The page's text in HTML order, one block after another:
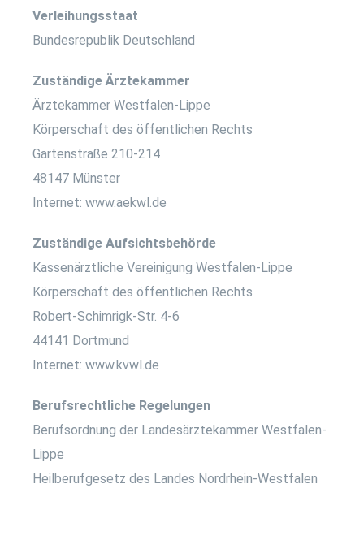
Verleihungsstaat
Bundesrepublik Deutschland
Zuständige Ärztekammer
Ärztekammer Westfalen-Lippe
Körperschaft des öffentlichen Rechts
Gartenstraße 210-214
48147 Münster
Internet: www.aekwl.de
Zuständige Aufsichtsbehörde
Kassenärztliche Vereinigung Westfalen-Lippe
Körperschaft des öffentlichen Rechts
Robert-Schimrigk-Str. 4-6
44141 Dortmund
Internet: www.kvwl.de
Berufsrechtliche Regelungen
Berufsordnung der Landesärztekammer Westfalen-
Lippe
Heilberufgesetz des Landes Nordrhein-Westfalen